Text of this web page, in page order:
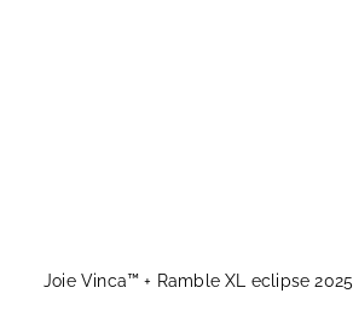
Joie Vinca™ + Ramble XL eclipse 2025